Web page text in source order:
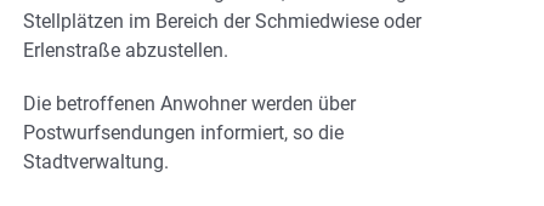
Stellplätzen im Bereich der Schmiedwiese oder
Erlenstraße abzustellen.
Die betroffenen Anwohner werden über
Postwurfsendungen informiert, so die
Stadtverwaltung.